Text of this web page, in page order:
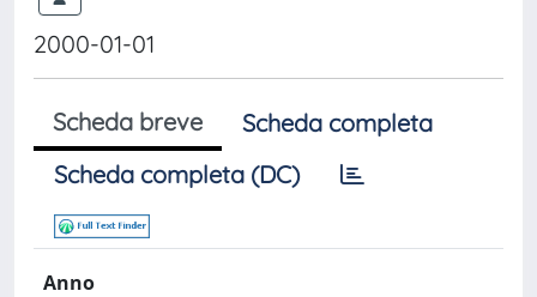
2000-01-01
Scheda breve
Scheda completa
Scheda completa (DC)
Anno